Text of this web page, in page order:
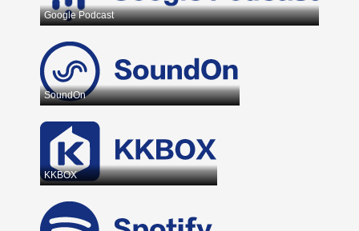
Google Podcast
SoundOn
KKBOX